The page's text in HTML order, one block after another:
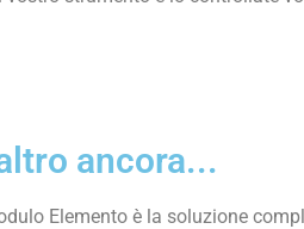
ancora...
Elemento è la soluzione